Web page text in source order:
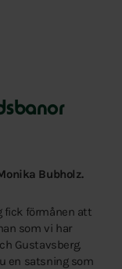
Bubholz.
fick förmånen att
som vi har
Gustavsberg.
en satsning som